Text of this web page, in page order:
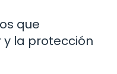
que
y la protección